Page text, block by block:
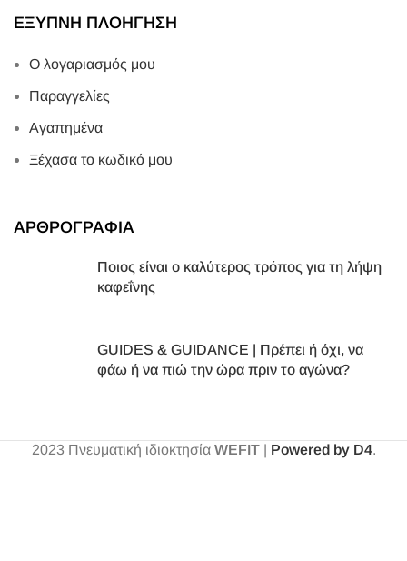
ΕΞΥΠΝΗ ΠΛΟΗΓΗΣΗ
Ο λογαριασμός μου
Παραγγελίες
Αγαπημένα
Ξέχασα το κωδικό μου
ΑΡΘΡΟΓΡΑΦΙΑ
Ποιος είναι ο καλύτερος τρόπος για τη λήψη
καφεΐνης
GUIDES & GUIDANCE | Πρέπει ή όχι, να
φάω ή να πιώ την ώρα πριν το αγώνα?
2023 Πνευματική ιδιοκτησία WEFIT| Powered by D4.